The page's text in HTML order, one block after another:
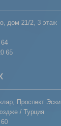
дом 21/2, 3 этаж
65
Проспект Эски
/ Турция